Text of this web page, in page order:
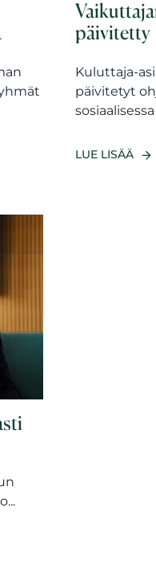
päivitetty
Kuluttaja-
päivitetyt
LUE LISÄÄ